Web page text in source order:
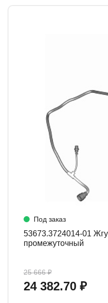
Под заказ
53673.3724014-01 Жгут проводов
промежуточный
25 666 ₽
24 382.70 ₽